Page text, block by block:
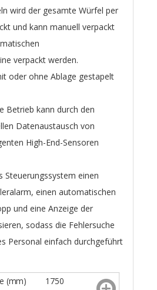
wird der gesamte Würfel per
und kann manuell verpackt
verpackt werden.
oder ohne Ablage gestapelt
Betrieb kann durch den
Datenaustausch von
High-End-Sensoren
Steuerungssystem einen
einen automatischen
und eine Anzeige der
sodass die Fehlersuche
Personal einfach durchgeführt
(mm) 1750